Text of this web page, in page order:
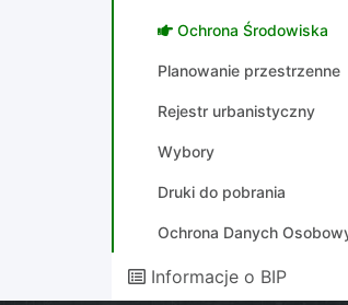
Ochrona Środowiska
Planowanie przestrzenne
Rejestr urbanistyczny
Wybory
Druki do pobrania
Ochrona Danych
Informacje o BIP